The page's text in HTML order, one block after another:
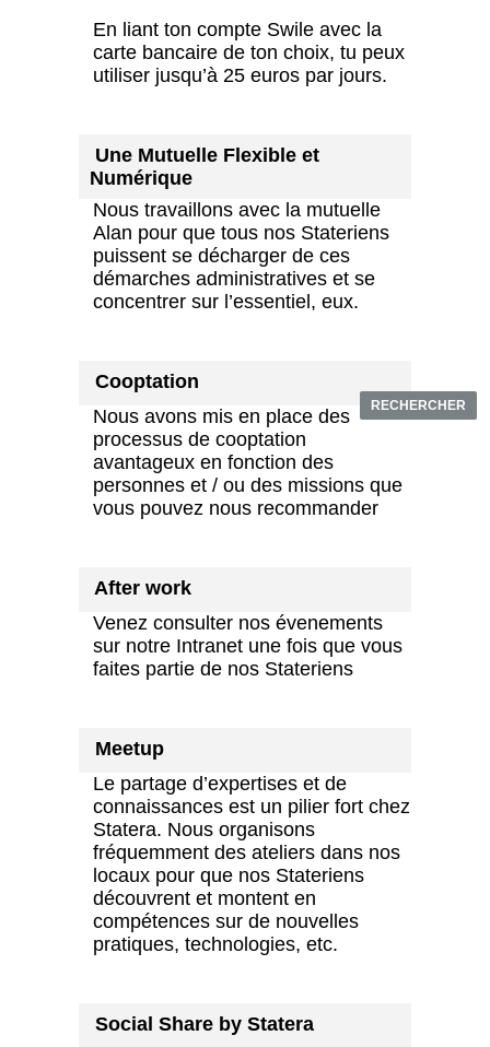
RECHERCHER
En liant ton compte Swile avec la
carte bancaire de ton choix, tu peux
utiliser jusqu’à 25 euros par jours.
Une Mutuelle Flexible et
Numérique
Nous travaillons avec la mutuelle
Alan pour que tous nos Stateriens
puissent se décharger de ces
démarches administratives et se
concentrer sur l’essentiel, eux.
Cooptation
Nous avons mis en place des
processus de cooptation
avantageux en fonction des
personnes et / ou des missions que
vous pouvez nous recommander
After work
Venez consulter nos évenements
sur notre Intranet une fois que vous
faites partie de nos Stateriens
Meetup
Le partage d’expertises et de
connaissances est un pilier fort chez
Statera. Nous organisons
fréquemment des ateliers dans nos
locaux pour que nos Stateriens
découvrent et montent en
compétences sur de nouvelles
pratiques, technologies, etc.
Social Share by Statera